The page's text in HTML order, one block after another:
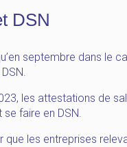
DSN
septembre dans le
les attestations de
faire en DSN.
que les entreprises